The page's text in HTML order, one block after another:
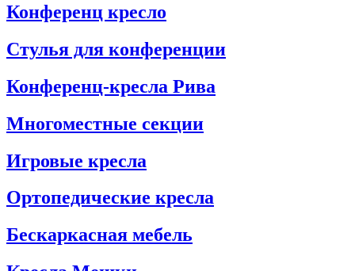
Конференц кресло
Стулья для конференции
Конференц-кресла Рива
Многоместные секции
Игровые кресла
Ортопедические кресла
Бескаркасная мебель